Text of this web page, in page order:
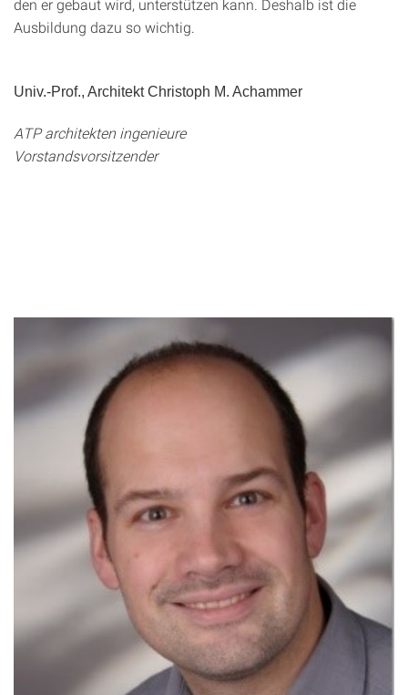
den er gebaut wird, unterstützen kann. Deshalb ist die
Ausbildung dazu so wichtig.
Univ.-Prof., Architekt Christoph M. Achammer
ATP architekten ingenieure
Vorstandsvorsitzender